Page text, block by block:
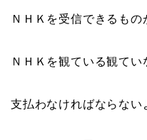
ＮＨＫを受信できるもの
ＮＨＫを観ている観てい
支払わなければならない